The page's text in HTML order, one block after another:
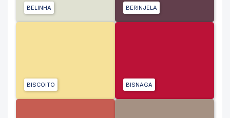
BELINHA BERINJELA
BISCOITO BISNAGA